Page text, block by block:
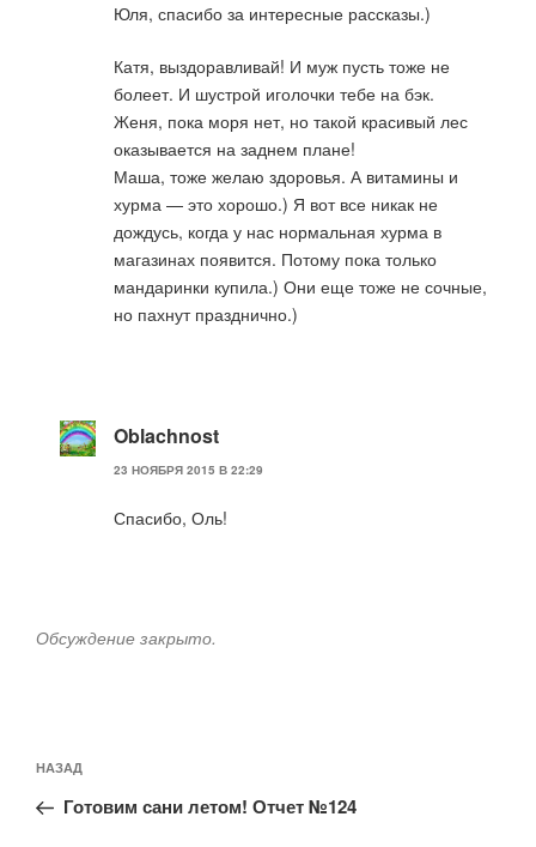
Юля, спасибо за интересные рассказы.)
Катя, выздоравливай! И муж пусть тоже не
болеет. И шустрой иголочки тебе на бэк.
Женя, пока моря нет, но такой красивый лес
оказывается на заднем плане!
Маша, тоже желаю здоровья. А витамины и
хурма — это хорошо.) Я вот все никак не
дождусь, когда у нас нормальная хурма в
магазинах появится. Потому пока только
мандаринки купила.) Они еще тоже не сочные,
но пахнут празднично.)
Oblachnost
23 НОЯБРЯ 2015 В 22:29
Спасибо, Оль!
Обсуждение закрыто.
по
записям
Предыдущая
запись:
НАЗАД
Готовим сани летом! Отчет №124